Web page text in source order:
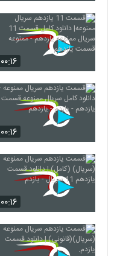
۰۰:۱۶
۰۰:۱۶
۰۰:۱۶